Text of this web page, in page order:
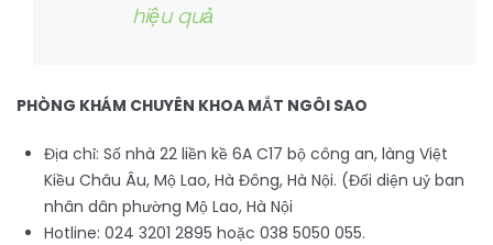
hiệu quả
PHÒNG KHÁM CHUYÊN KHOA MẮT NGÔI SAO
Địa chỉ: Số nhà 22 liền kề 6A C17 bộ công an, làng Việt
Kiều Châu Âu, Mộ Lao, Hà Đông, Hà Nội. (Đối diện uỷ ban
nhân dân phường Mộ Lao, Hà Nội
Hotline: 024 3201 2895 hoặc 038 5050 055.